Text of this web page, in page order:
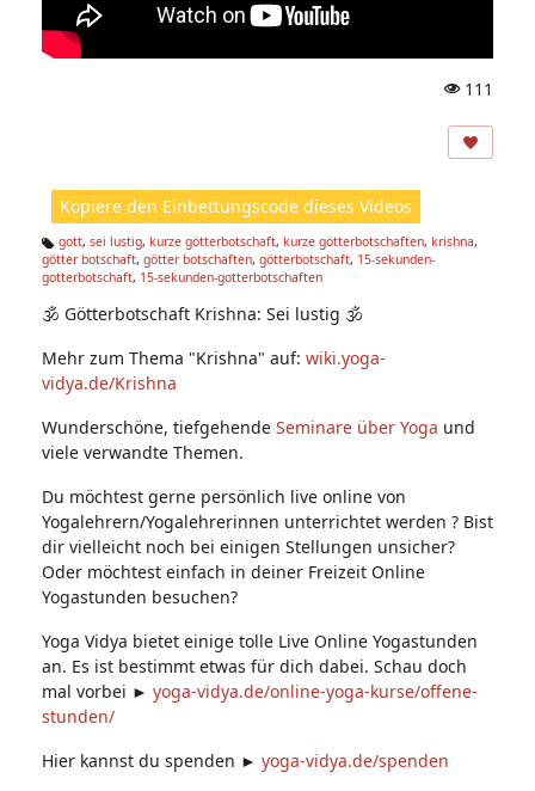
ic
n:
111
Kopiere den Einbettungscode dieses Videos
Ta
g
gott, sei lustig, kurze götterbotschaft, kurze götterbotschaften, krishna,
götter botschaft, götter botschaften, götterbotschaft, 15-sekunden-
gotterbotschaft, 15-sekunden-gotterbotschaften
🕉 Götterbotschaft Krishna: Sei lustig 🕉
Mehr zum Thema "Krishna" auf: wiki.yoga-
vidya.de/Krishna
Wunderschöne, tiefgehende Seminare über Yoga und
viele verwandte Themen.
Du möchtest gerne persönlich live online von
Yogalehrern/Yogalehrerinnen unterrichtet werden ? Bist
dir vielleicht noch bei einigen Stellungen unsicher?
Oder möchtest einfach in deiner Freizeit Online
Yogastunden besuchen?
Yoga Vidya bietet einige tolle Live Online Yogastunden
an. Es ist bestimmt etwas für dich dabei. Schau doch
mal vorbei ► yoga-vidya.de/online-yoga-kurse/offene-
stunden/
Hier kannst du spenden ► yoga-vidya.de/spenden​